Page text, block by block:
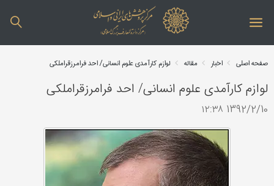
صفحه اصلی اخبار مقاله لوازم کارآمدی علوم انسانی/ احد فرامرزقراملکی
لوازم کارآمدی علوم انسانی/ احد فرامرزقراملکی
1392/2/10 ۱۲:۳۸